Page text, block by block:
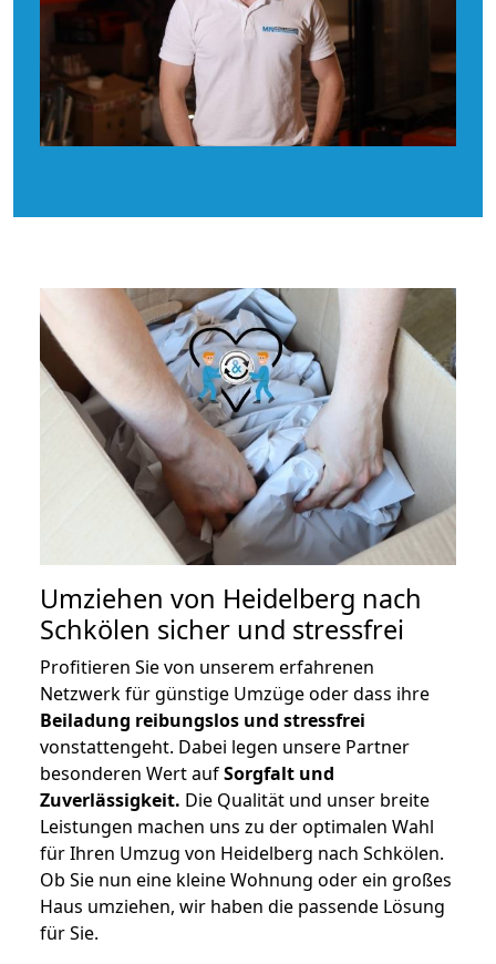
Umziehen von Heidelberg nach
Schkölen sicher und stressfrei
Profitieren Sie von unserem erfahrenen
Netzwerk für günstige Umzüge oder dass ihre
Beiladung reibungslos und stressfrei
vonstattengeht. Dabei legen unsere Partner
besonderen Wert aufSorgfalt und
Zuverlässigkeit. Die Qualität und unser breite
Leistungen machen uns zu der optimalen Wahl
für Ihren Umzug von Heidelberg nach Schkölen.
Ob Sie nun eine kleine Wohnung oder ein großes
Haus umziehen, wir haben die passende Lösung
für Sie.